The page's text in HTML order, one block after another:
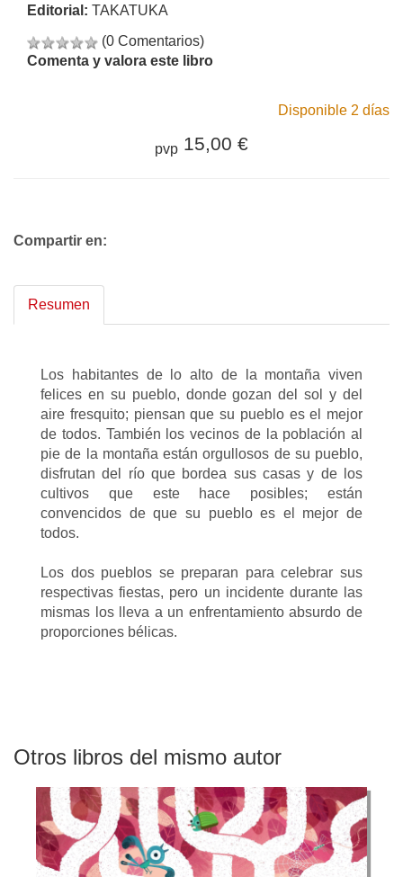
Editorial: TAKATUKA
(0 Comentarios)
Comenta y valora este libro
Disponible 2 días
pvp 15,00 €
Compartir en:
Resumen
Los habitantes de lo alto de la montaña viven
felices en su pueblo, donde gozan del sol y del
aire fresquito; piensan que su pueblo es el mejor
de todos. También los vecinos de la población al
pie de la montaña están orgullosos de su pueblo,
disfrutan del río que bordea sus casas y de los
cultivos que este hace posibles; están
convencidos de que su pueblo es el mejor de
todos.
Los dos pueblos se preparan para celebrar sus
respectivas fiestas, pero un incidente durante las
mismas los lleva a un enfrentamiento absurdo de
proporciones bélicas.
Otros libros del mismo autor